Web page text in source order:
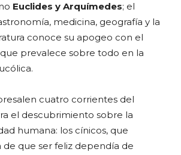
Euclides y Arquímedes; el
medicina, geografía y la
conoce su apogeo con el
prevalece sobre todo en la
cuatro corrientes del
el descubrimiento sobre la
humana: los cínicos, que
de que ser feliz dependía de